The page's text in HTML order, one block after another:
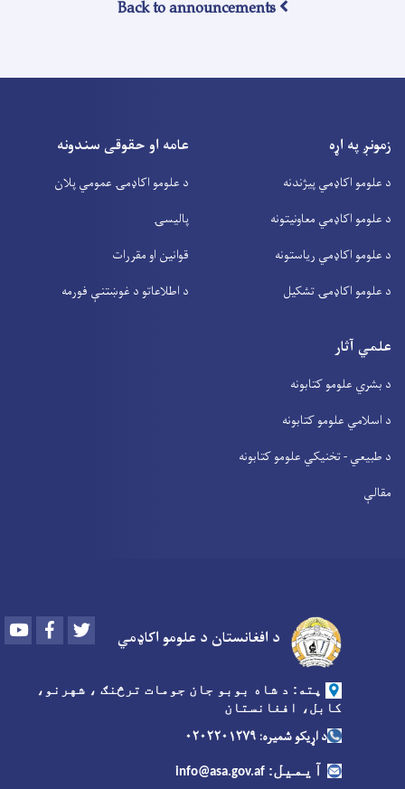
Back to announcements
زمونږ په اړه
د علومو اکاډمي پیژندنه
د علومو اکاډمي معاونیتونه
د علومو اکاډمي ریاستونه
د علومو اکاډمۍ تشکیل
عامه او حقوقی سندونه
د علومو اکاډمۍ عمومي پلان
پالیسۍ
قوانین او مقررات
د اطلاعاتو د غوښتنې فورمه
علمي آثار
د بشري علومو کتابونه
د اسلامي علومو کتابونه
د طبیعي - تخنیکي علومو کتابونه
مقالې
د افغانستان د علومو اکاډمي Youtube Facebook
پته: د شاه بوبو جان جومات ترڅنګ ، شهرنو،
کابل، افغانستان
د اړیکو شمیره: ۰۲۰۲۲۰۱۲۷۹
آیمیل:
info@asa.gov.af